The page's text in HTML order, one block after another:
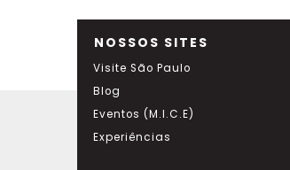
NOSSOS SITES
Visite São Paulo
Blog
Eventos (M.I.C.E)
Experiências